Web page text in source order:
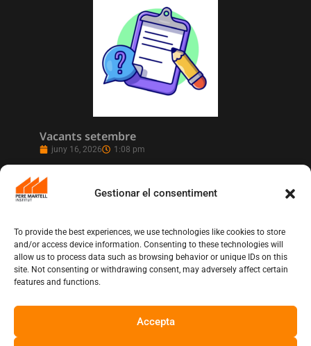
Gestionar el consentiment
To provide the best experiences, we use technologies like cookies to store
and/or access device information. Consenting to these technologies will
allow us to process data such as browsing behavior or unique IDs on this
site. Not consenting or withdrawing consent, may adversely affect certain
features and functions.
Accepta
Vacants setembre
juny 16, 2026 1:08 pm
L’Institut Pere Martell executa un projecte